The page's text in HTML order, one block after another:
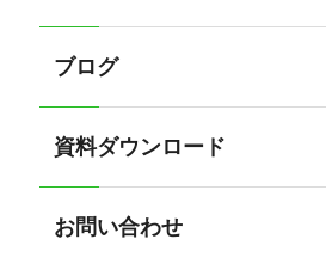
ブログ
資料ダウンロード
お問い合わせ